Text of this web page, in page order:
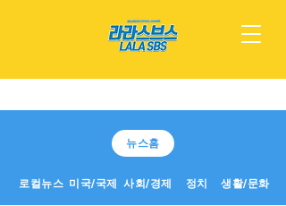
뉴스홈
로컬뉴스 미국/국제 사회/경제 정치 생활/문화